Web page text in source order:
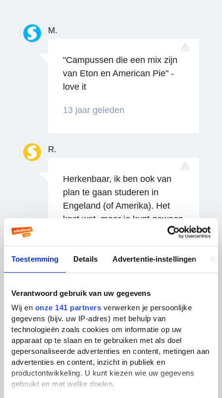
Toestemming Details Advertentie-instellingen
Verantwoord gebruik van uw gegevens
Wij en onze 141 partners verwerken je persoonlijke
gegevens (bijv. uw IP-adres) met behulp van
technologieën zoals cookies om informatie op uw
apparaat op te slaan en te gebruiken met als doel
gepersonaliseerde advertenties en content, metingen aan
advertenties en content, inzicht in publiek en
productontwikkeling. U kunt kiezen wie uw gegevens
gebruikt en met welke doelen.
M.
"Campussen die een mix zijn
van Eton en American Pie" -
love it
13 jaar geleden
Reageren
R.
Herkenbaar, ik ben ook van
plan te gaan studeren in
Engeland (of Amerika). Het
kost wat, maar je kunt gewoon
een relatief goedkope lening
afsluiten die je pas terug hoeft
te betalen als je een bepaald
bedrag verdient. En met een
zo weer terugverdiend.
13 jaar geleden
J.